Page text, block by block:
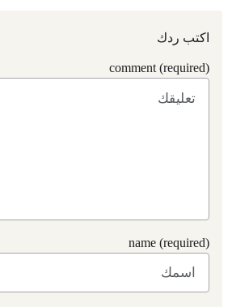
اكتب ردك
comment (required)
name (required)